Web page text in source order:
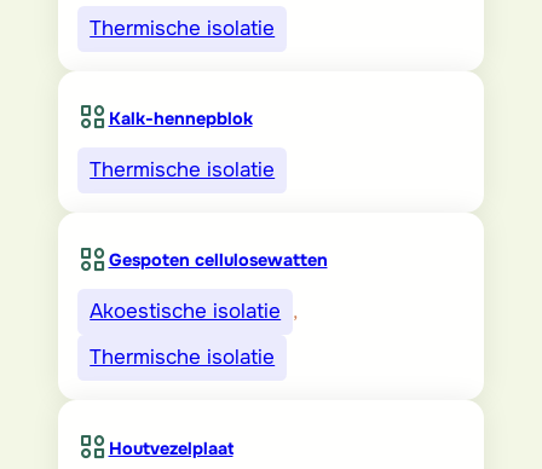
Thermische isolatie
Kalk-hennepblok
Thermische isolatie
Gespoten cellulosewatten
Akoestische isolatie ,
Thermische isolatie
Houtvezelplaat